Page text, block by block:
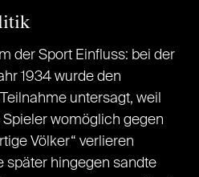
der Sport Einfluss: bei der
1934 wurde den
untersagt, weil
womöglich gegen
Völker“ verlieren
später hingegen sandte